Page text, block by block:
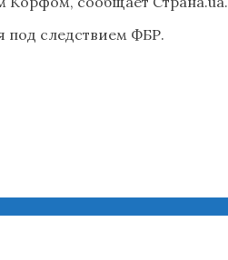
под следствием ФБР.